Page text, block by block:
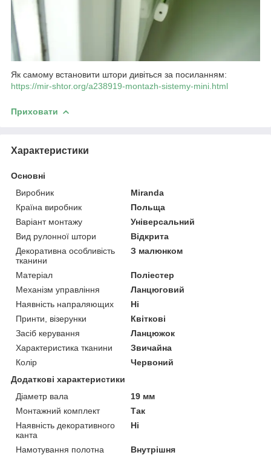
Як самому встановити штори дивіться за посиланням:
https://mir-shtor.org/a238919-montazh-sistemy-mini.html
Приховати
Характеристики
Основні
Виробник
Miranda
Країна виробник
Польща
Варіант монтажу
Універсальний
Вид рулонної штори
Відкрита
Декоративна особливість
тканини
З малюнком
Матеріал
Поліестер
Механізм управління
Ланцюговий
Наявність напраляющих
Ні
Принти, візерунки
Квіткові
Засіб керування
Ланцюжок
Характеристика тканини
Звичайна
Колір
Червоний
Додаткові характеристики
Діаметр вала
19 мм
Монтажний комплект
Так
Наявність декоративного
канта
Ні
Намотування полотна
Внутрішня